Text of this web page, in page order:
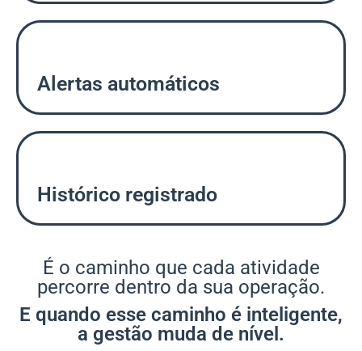
Alertas automáticos
Histórico registrado
É o caminho que cada atividade
percorre dentro da sua operação.
E quando esse caminho é inteligente,
a gestão muda de nível.